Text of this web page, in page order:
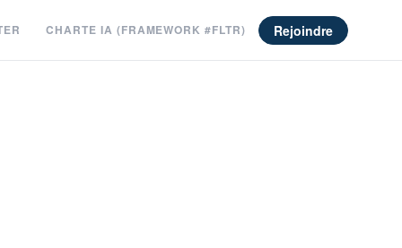
CHARTE IA (FRAMEWORK #FLTR) Rejoindre